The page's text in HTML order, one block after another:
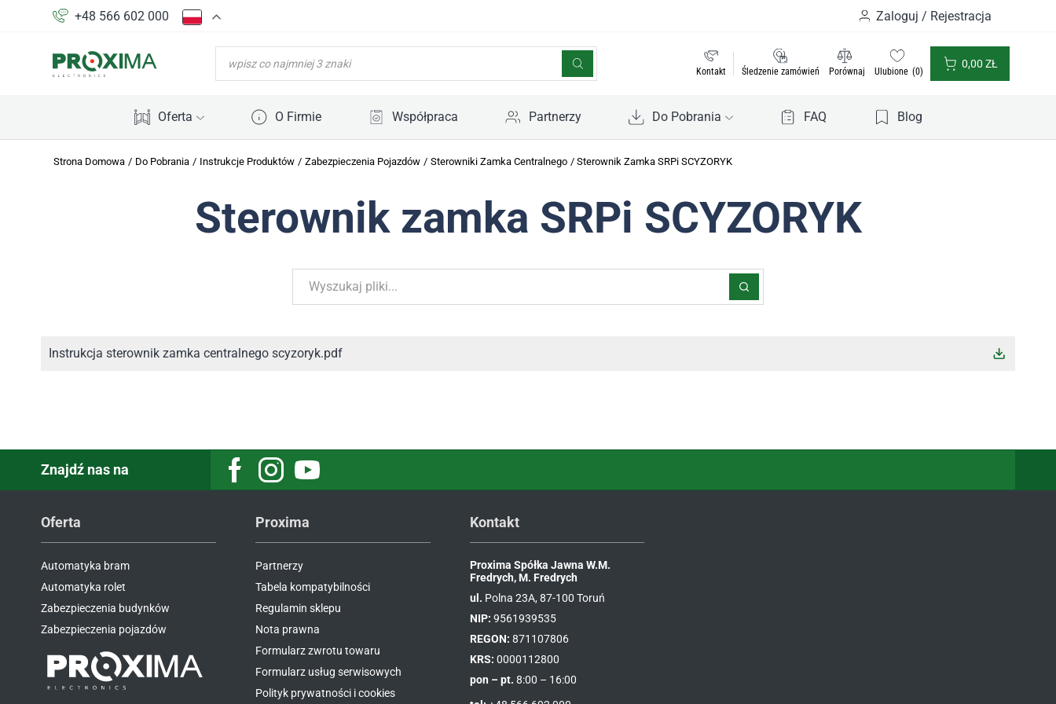
+48 566 602 000 Zaloguj / Rejestracja
WYSZUKIWARKA
PRODUKTÓW
Kontakt Śledzenie zamówień Porównaj Ulubione 0
0,00 ZŁ
Oferta O Firmie Współpraca Partnerzy Do Pobrania FAQ Blog
Strona Domowa / Do Pobrania / Instrukcje Produktów / Zabezpieczenia Pojazdów / Sterowniki Zamka Centralnego / Sterownik Zamka SRPi SCYZORYK
Sterownik zamka SRPi SCYZORYK
Instrukcja sterownik zamka centralnego scyzoryk.pdf
Znajdź nas na FacebookInstagramYoutube
Oferta
Automatyka bram
Automatyka rolet
Zabezpieczenia budynków
Zabezpieczenia pojazdów
Proxima
Partnerzy
Tabela kompatybilności
Regulamin sklepu
Nota prawna
Formularz zwrotu towaru
Formularz usług serwisowych
Polityk prywatności i cookies
Kontakt
Proxima Spółka Jawna W.M.
Fredrych, M. Fredrych
ul. Polna 23A, 87-100 Toruń
NIP: 9561939535
REGON: 871107806
KRS: 0000112800
pon – pt. 8:00 – 16:00